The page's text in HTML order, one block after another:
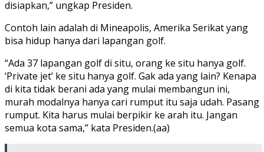
disiapkan,” ungkap Presiden.
Contoh lain adalah di Mineapolis, Amerika Serikat yang
bisa hidup hanya dari lapangan golf.
“Ada 37 lapangan golf di situ, orang ke situ hanya golf.
‘Private jet’ ke situ hanya golf. Gak ada yang lain? Kenapa
di kita tidak berani ada yang mulai membangun ini,
murah modalnya hanya cari rumput itu saja udah. Pasang
rumput. Kita harus mulai berpikir ke arah itu. Jangan
semua kota sama,” kata Presiden.(aa)